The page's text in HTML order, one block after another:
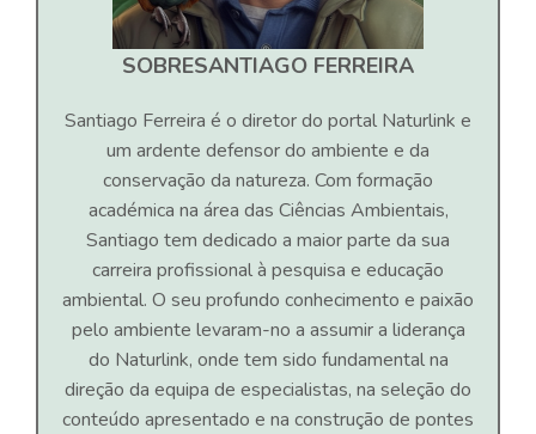
SOBRESANTIAGO FERREIRA
Santiago Ferreira é o diretor do portal Naturlink e
um ardente defensor do ambiente e da
conservação da natureza. Com formação
académica na área das Ciências Ambientais,
Santiago tem dedicado a maior parte da sua
carreira profissional à pesquisa e educação
ambiental. O seu profundo conhecimento e paixão
pelo ambiente levaram-no a assumir a liderança
do Naturlink, onde tem sido fundamental na
direção da equipa de especialistas, na seleção do
conteúdo apresentado e na construção de pontes